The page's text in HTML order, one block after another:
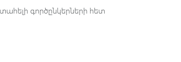
գործընկերների հետ